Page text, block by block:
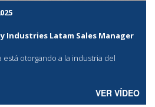
Industries Latam Sales Manager
otorgando a la industria del
VER VÍDEO